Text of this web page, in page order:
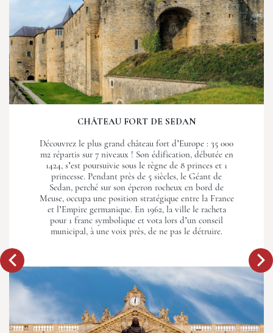
CHÂTEAU FORT DE SEDAN
Découvrez le plus grand château fort d’Europe : 35 000
m2 répartis sur 7 niveaux ! Son édification, débutée en
1424, s’est poursuivie sous le règne de 8 princes et 1
princesse. Pendant près de 5 siècles, le Géant de
Sedan, perché sur son éperon rocheux en bord de
Meuse, occupa une position stratégique entre la France
et l’Empire germanique. En 1962, la ville le racheta
pour 1 franc symbolique et vota lors d’un conseil
municipal, à une voix près, de ne pas le détruire.